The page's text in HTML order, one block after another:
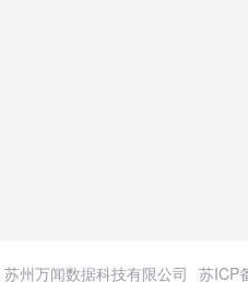
苏州万闻数据科技有限公司 苏ICP